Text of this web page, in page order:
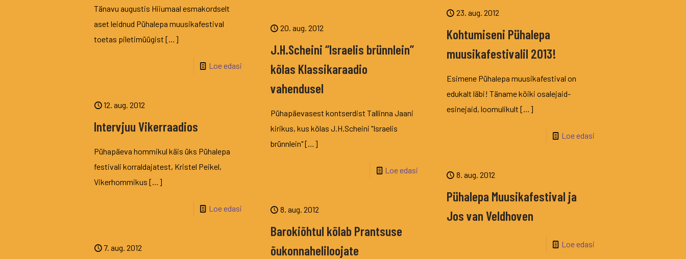
Tänavu augustis Hiiumaal esmakordselt
aset leidnud Pühalepa muusikafestival
toetas piletimüügist […]
Loe edasi
23. aug. 2012
Kohtumiseni Pühalepa
muusikafestivalil 2013!
Esimene Pühalepa muusikafestival on
edukalt läbi! Täname kõiki osalejaid-
esinejaid, loomulikult […]
Loe edasi
20. aug. 2012
J.H.Scheini “Israelis brünnlein”
kõlas Klassikaraadio
vahendusel
Pühapäevasest kontserdist Tallinna Jaani
kirikus, kus kõlas J.H.Scheini "Israelis
brünnlein"[…]
Loe edasi
12. aug. 2012
Intervjuu Vikerraadios
Pühapäeva hommikul käis üks Pühalepa
festivali korraldajatest, Kristel Peikel,
Vikerhommikus […]
Loe edasi
8. aug. 2012
Pühalepa Muusikafestival ja
Jos van Veldhoven
Loe edasi
8. aug. 2012
Barokiõhtul kõlab Prantsuse
õukonnaheliloojate
7. aug. 2012